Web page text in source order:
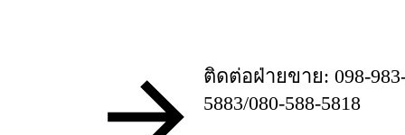
ติดต่อฝ่ายขาย: 098-
5883/080-588-5818